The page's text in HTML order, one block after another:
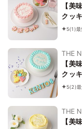
【美
クッ
ケー
5(1)
THE
【美
クッ
ケー
5(2)
THE
【美